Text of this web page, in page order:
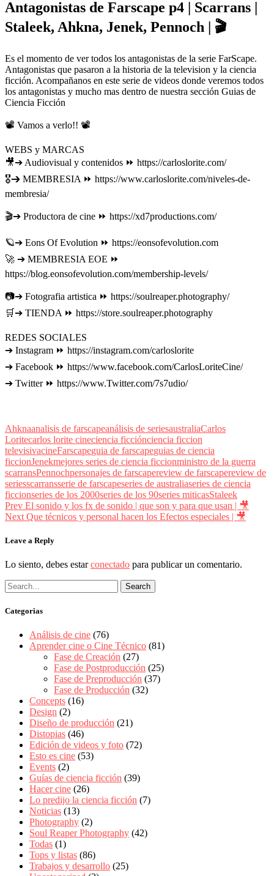
Antagonistas de Farscape p4 | Scarrans |
Staleek, Ahkna, Jenek, Pennoch | 🎬
Es el momento de ver todos los antagonistas de la serie FarScape.
Antagonistas que pasaron a la historia de la television y la ciencia
ficción. Acompañanos en este serie de videos donde veremos todos
los antagonistas y mucho mas dentro de nuestra sección Guias de
Ciencia Ficción
📽 Vamos a verlo!! 📽
WEBS y MARCAS
🎥➔ Audiovisual y contenidos ⏩ https://carloslorite.com/
🎖➔ MEMBRESIA ⏩ https://www.carloslorite.com/niveles-de-
membresia/
🎬➔ Productora de cine ⏩ https://xd7productions.com/
🪐➔ Eons Of Evolution ⏩ https://eonsofevolution.com
🚀 ➔ MEMBRESIA EOE ⏩
https://blog.eonsofevolution.com/membership-levels/
📷➔ Fotografia artistica ⏩ https://soulreaper.photography/
🛒➔ TIENDA ⏩ https://store.soulreaper.photography
REDES SOCIALES
➔ Instagram ⏩ https://instagram.com/carloslorite
➔ Facebook ⏩ https://www.facebook.com/CarlosLoriteCine/
➔ Twitter ⏩ https://www.Twitter.com/7s7udio/
Ahknaanalisis de farscapeanálisis de seriesaustraliaCarlos
Loritecarlos lorite cineciencia ficciónciencia ficcion
televisivacineFarscapeguia de farscapeguias de ciencia
ficcionJenekmejores series de ciencia ficcionministro de la guerra
scarransPennochpersonajes de farscapereview de farscapereview de
seriesscarransserie de farscapeseries de australiaseries de ciencia
ficcionseries de los 2000series de los 90series miticasStaleek
Navegación
de
entradas
Prev prev
postPrevious
El sonido y los fx de sonido | que son y para que usan | 🎥
Next Que técnicos y personal hacen los Efectos especiales | 🎥
Leave a Reply
Lo siento, debes estarconectado para publicar un comentario.
Categorias
Análisis de cine (76)
Aprender cine o Cine Técnico (81)
Fase de Creación (27)
Fase de Postproducción (25)
Fase de Preproducción (37)
Fase de Producción (32)
Concepts (16)
Design (2)
Diseño de producción (21)
Distopias (46)
Edición de videos y foto (72)
Esto es cine (53)
Events (2)
Guías de ciencia ficción (39)
Hacer cine (26)
Lo predijo la ciencia ficción (7)
Noticias (13)
Photography (2)
Soul Reaper Photography (42)
Todas (1)
Tops y listas (86)
Trabajos y desarrollo (25)